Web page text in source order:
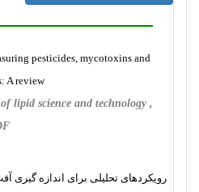
pesticides, mycotoxins and
A review
lipid science and technology ,
رویکردهای تحلیلی برای اندازه گیری